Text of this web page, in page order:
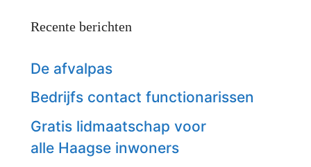
Recente berichten
De afvalpas
Bedrijfs contact functionarissen
Gratis lidmaatschap voor
alle Haagse inwoners